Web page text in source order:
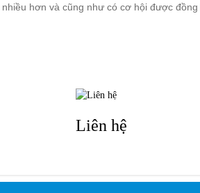
hơn và cũng như có cơ hội được
Liên hệ